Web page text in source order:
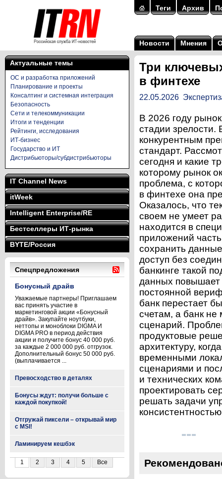
Теги Архив
Новости Мнения
Актуальные темы
ОС и разработка приложений
Планирование и проекты
Консалтинг и системная интеграция
Безопасность
Сети и телекоммуникации
Итоги и тенденции
Рейтинги, исследования
ИТ-бизнес
Государство и ИТ
Дистрибьюторы/субдистрибьюторы
IT Channel News
itWeek
Intelligent Enterprise/RE
Бестселлеры ИТ-рынка
BYTE/Россия
Спецпредложения
Бонусный драйв
Уважаемые партнеры! Приглашаем
вас принять участие в
маркетинговой акции «Бонусный
драйв». Закупайте ноутбуки,
неттопы и моноблоки DIGMA И
DIGMA PRO в период действия
акции и получите бонус 40 000 руб.
за каждые 2 000 000 руб. отгрузок.
Дополнительный бонус 50 000 руб.
(выплачивается ...
Превосходство в деталях
Бонусы ждут: получи больше с
каждой покупкой!
Отгружай пиксели – открывай мир
с MSI!
Ламинируем кешбэк
1 2 3 4 5 Все
Три
в финтехе
22.05.2026
В 2026 году
стадии зрелости.
конкурентным
стандарт.
сегодня и какие
которому рынок
проблема, с
в финтехе она
Оказалось, что
своем не умеет
находится в
приложений
сохранить
доступ без
банкинге такой
данных повышает
постоянной
банк перестает
счетам, а банк
сценарий.
продуктовые
архитектуру,
временными
сценариями и
и технических
проектировать
решать задачи